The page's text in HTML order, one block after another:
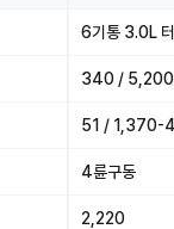
6기통 3.0L
340 /
51 / 1,370-
4륜구동
2,220